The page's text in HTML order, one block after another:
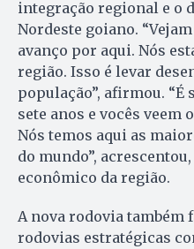
integração regional e o
Nordeste goiano.
avanço por aqui. Nós
região. Isso é levar
população”, afirmou.
sete anos e vocês veem
Nós temos aqui as
do mundo”,
econômico da região.
A nova rodovia também
rodovias estratégicas